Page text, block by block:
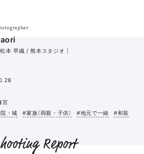
松本 早織 / 熊本スタジオ ］
宮
・城 #家族（両親・子供） #地元で一緒 #和装
Report